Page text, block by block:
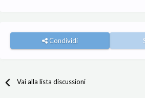
Condividi
Vai alla lista discussioni